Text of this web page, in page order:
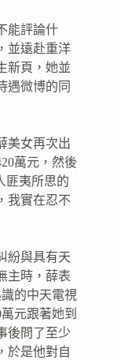
能評論什
並遠赴重洋
新頁，她並
遇微博的同
美女再次出
萬元，然後
匪夷所思的
我實在忍不
紛與具有天
主時，薛表
的中天電視
元跟著她到
後問了至少
於是他對自